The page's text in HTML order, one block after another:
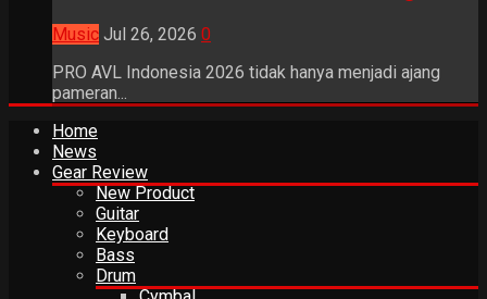
Music Jul 26, 2026 0
PRO AVL Indonesia 2026 tidak hanya menjadi ajang
pameran...
Home
News
Gear Review
New Product
Guitar
Keyboard
Bass
Drum